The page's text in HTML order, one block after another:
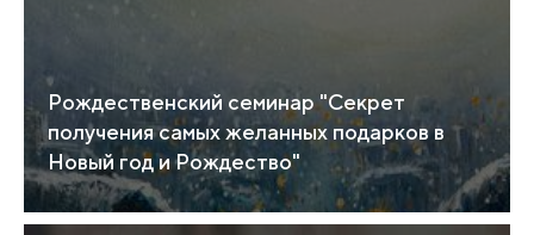
Рождественский семинар "Секрет
получения самых желанных подарков в
Новый год и Рождество"